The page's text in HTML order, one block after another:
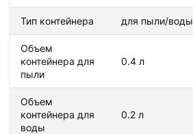
Тип контейнера для пыли/воды
Объем
контейнера для
пыли
0.4 л
Объем
контейнера для
воды
0.2 л